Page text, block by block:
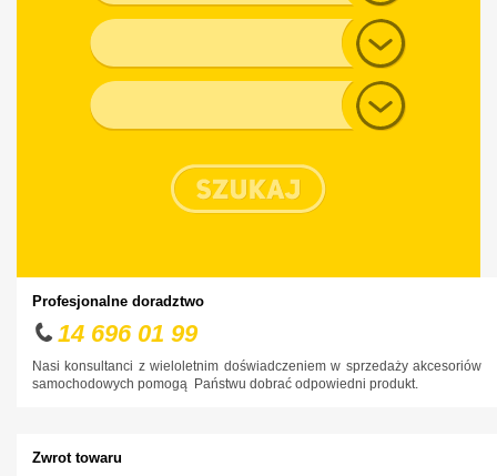
Profesjonalne doradztwo
14 696 01 99
Nasi konsultanci z wieloletnim doświadczeniem w sprzedaży akcesoriów
samochodowych pomogą Państwu dobrać odpowiedni produkt.
Zwrot towaru